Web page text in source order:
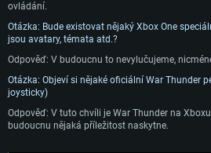
ovládání.
Otázka: Bude existovat nějaký Xbox One
jsou avatary, témata atd.?
Odpověď: V budoucnu to nevylučujeme,
Otázka: Objeví si nějaké oficiální War Thunder
joysticky)
Odpověď: V tuto chvíli je War Thunder na
budoucnu nějaká příležitost naskytne.